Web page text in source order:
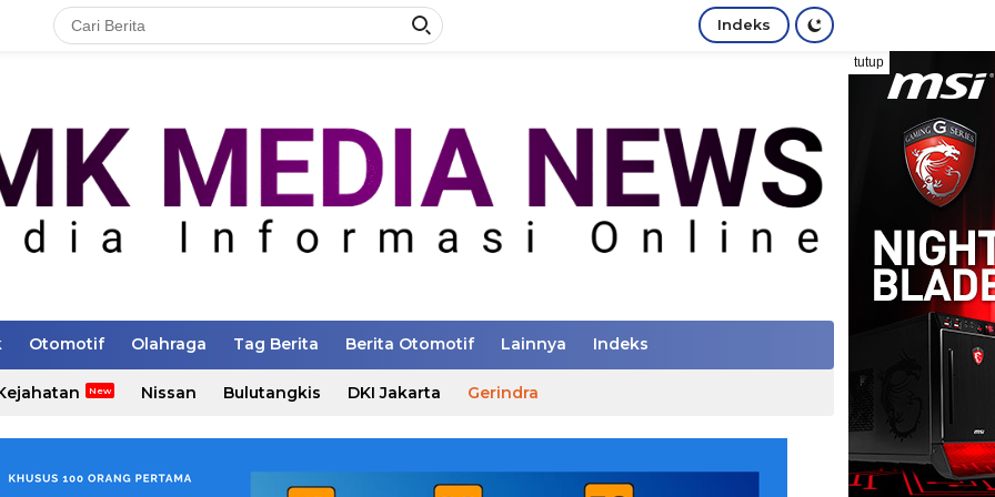
Indeks
tutup
Otomotif Olahraga Tag Berita Berita Otomotif Lainnya Indeks
Nissan Bulutangkis DKI Jakarta Gerindra